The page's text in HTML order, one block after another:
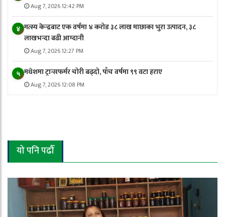
Aug 7, 2026 12:42 PM
४ मत्स्य केन्द्रबाट एक वर्षमा ४ करोड ३८ लाख माछाका भुरा उत्पादन, ३८
लाखभन्दा बढी आम्दानी
Aug 7, 2026 12:27 PM
५ मधेशमा ट्रान्सफर्मर चोरी बढ्दो, पाँच वर्षमा ९९ वटा हराए
Aug 7, 2026 12:08 PM
यो पनि पढौँ